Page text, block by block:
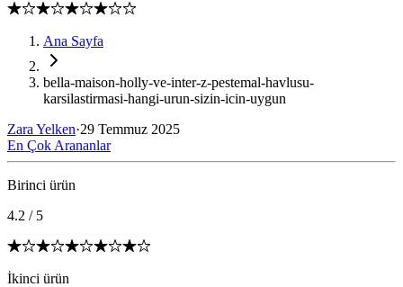
Ana Sayfa
bella-maison-holly-ve-inter-z-pestemal-havlusu-
karsilastirmasi-hangi-urun-sizin-icin-uygun
Zara Yelken·29 Temmuz 2025
En Çok Arananlar
Birinci ürün
4.2 / 5
İkinci ürün